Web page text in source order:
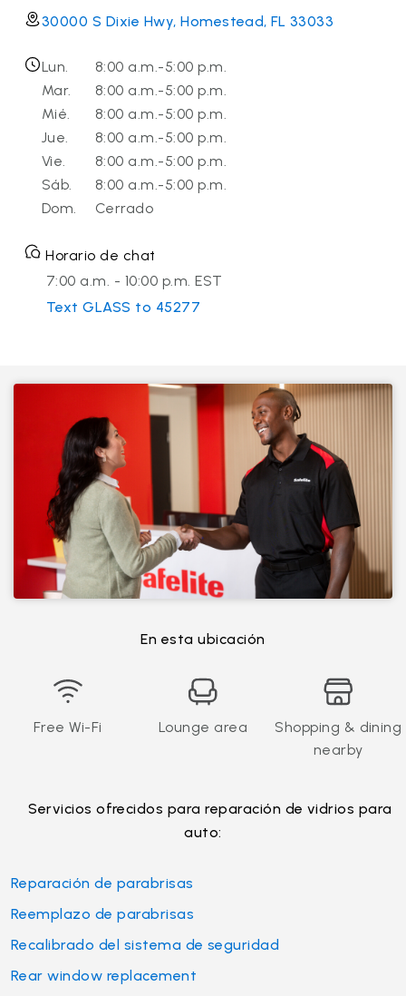
30000 S Dixie Hwy, Homestead, FL 33033
Lun.
8:00 a.m.-5:00 p.m.
Mar.
8:00 a.m.-5:00 p.m.
Mié.
8:00 a.m.-5:00 p.m.
Jue.
8:00 a.m.-5:00 p.m.
Vie.
8:00 a.m.-5:00 p.m.
Sáb.
8:00 a.m.-5:00 p.m.
Dom.
Cerrado
Horario de chat
7:00 a.m. - 10:00 p.m. EST
Text GLASS to 45277
En esta ubicación
Free Wi-Fi Lounge area
Shopping & dining
nearby
Servicios ofrecidos para reparación de vidrios para
auto:
Reparación de parabrisas
Reemplazo de parabrisas
Recalibrado del sistema de seguridad
Rear window replacement